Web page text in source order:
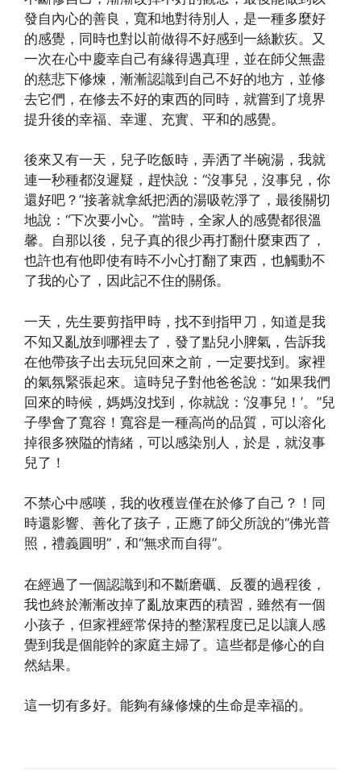
發自內心的善良，寬和地對待別人，是一種多麼好
的感覺，同時也對以前做得不好感到一絲歉疚。又
一次在心中慶幸自己有緣得遇真理，並在師父無盡
的慈悲下修煉，漸漸認識到自己不好的地方，並修
去它們，在修去不好的東西的同時，就嘗到了境界
提升後的幸福、幸運、充實、平和的感覺。
後來又有一天，兒子吃飯時，弄洒了半碗湯，我就
連一秒種都沒遲疑，趕快說：“沒事兒，沒事兒，你
還好吧？”接著就拿紙把洒的湯吸乾淨了，最後關切
地說：“下次要小心。”當時，全家人的感覺都很溫
馨。自那以後，兒子真的很少再打翻什麼東西了，
也許也有他即使有時不小心打翻了東西，也觸動不
了我的心了，因此記不住的關係。
一天，先生要剪指甲時，找不到指甲刀，知道是我
不知又亂放到哪裡去了，發了點兒小脾氣，告訴我
在他帶孩子出去玩兒回來之前，一定要找到。家裡
的氣氛緊張起來。這時兒子對他爸爸說：“如果我們
回來的時候，媽媽沒找到，你就說：‘沒事兒！’。”兒
子學會了寬容！寬容是一種高尚的品質，可以溶化
掉很多狹隘的情緒，可以感染別人，於是，就沒事
兒了！
不禁心中感嘆，我的收穫豈僅在於修了自己？！同
時還影響、善化了孩子，正應了師父所說的“佛光普
照，禮義圓明”，和“無求而自得”。
在經過了一個認識到和不斷磨礪、反覆的過程後，
我也終於漸漸改掉了亂放東西的積習，雖然有一個
小孩子，但家裡經常保持的整潔程度已足以讓人感
覺到我是個能幹的家庭主婦了。這些都是修心的自
然結果。
這一切有多好。能夠有緣修煉的生命是幸福的。